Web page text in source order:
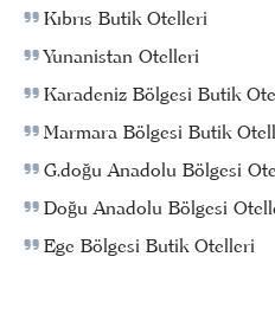
Kıbrıs Butik Otelleri
Yunanistan Otelleri
Karadeniz Bölgesi Butik
Marmara Bölgesi Butik
G.doğu Anadolu Bölgesi
Doğu Anadolu Bölgesi
Ege Bölgesi Butik Otelleri